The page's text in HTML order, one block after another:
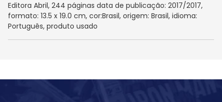
Editora Abril, 244 páginas data de publicação: 2017/2017,
formato: 13.5 x 19.0 cm, cor:Brasil, origem: Brasil, idioma:
Português, produto usado